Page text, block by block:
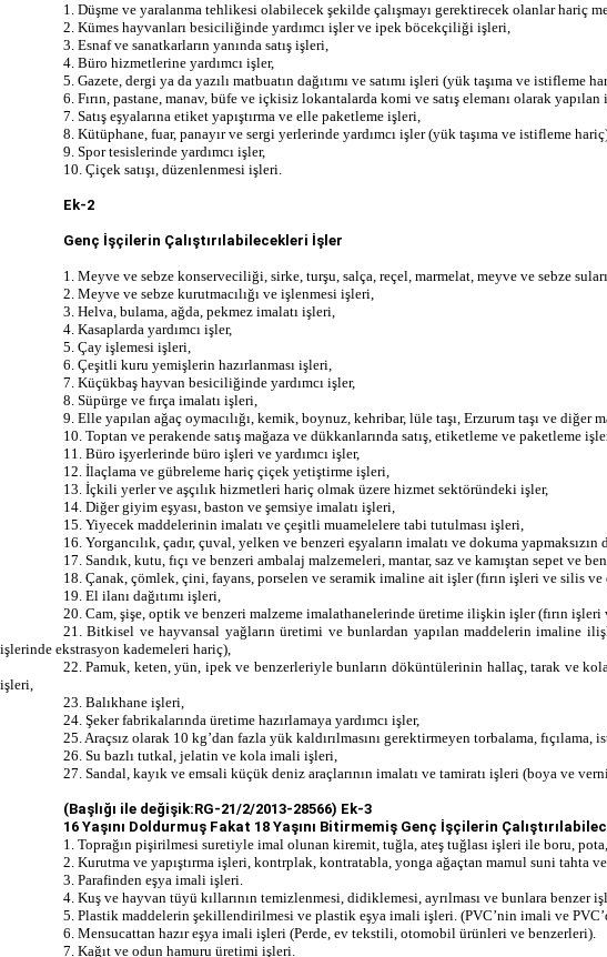
1. Düşme ve yaralanma tehlikesi olabilecek şekilde çalışmayı gerektirecek olanlar hariç
2. Kümes hayvanları besiciliğinde yardımcı işler ve ipek böcekçiliği işleri,
3. Esnaf ve sanatkarların yanında satış işleri,
4. Büro hizmetlerine yardımcı işler,
5. Gazete, dergi ya da yazılı matbuatın dağıtımı ve satımı işleri (yük taşıma ve istifleme
6. Fırın, pastane, manav, büfe ve içkisiz lokantalarda komi ve satış elemanı olarak yapılan
7. Satış eşyalarına etiket yapıştırma ve elle paketleme işleri,
8. Kütüphane, fuar, panayır ve sergi yerlerinde yardımcı işler (yük taşıma ve istifleme
9. Spor tesislerinde yardımcı işler,
10. Çiçek satışı, düzenlenmesi işleri.
Ek-2
Genç İşçilerin Çalıştırılabilecekleri İşler
1. Meyve ve sebze konserveciliği, sirke, turşu, salça, reçel, marmelat, meyve ve sebze
2. Meyve ve sebze kurutmacılığı ve işlenmesi işleri,
3. Helva, bulama, ağda, pekmez imalatı işleri,
4. Kasaplarda yardımcı işler,
5. Çay işlemesi işleri,
6. Çeşitli kuru yemişlerin hazırlanması işleri,
7. Küçükbaş hayvan besiciliğinde yardımcı işler,
8. Süpürge ve fırça imalatı işleri,
9. Elle yapılan ağaç oymacılığı, kemik, boynuz, kehribar, lüle taşı, Erzurum taşı ve diğer
10. Toptan ve perakende satış mağaza ve dükkanlarında satış, etiketleme ve paketleme
11. Büro işyerlerinde büro işleri ve yardımcı işler,
12. İlaçlama ve gübreleme hariç çiçek yetiştirme işleri,
13. İçkili yerler ve aşçılık hizmetleri hariç olmak üzere hizmet sektöründeki işler,
14. Diğer giyim eşyası, baston ve şemsiye imalatı işleri,
15. Yiyecek maddelerinin imalatı ve çeşitli muamelelere tabi tutulması işleri,
16. Yorgancılık, çadır, çuval, yelken ve benzeri eşyaların imalatı ve dokuma yapmaksızın
17. Sandık, kutu, fıçı ve benzeri ambalaj malzemeleri, mantar, saz ve kamıştan sepet ve
18. Çanak, çömlek, çini, fayans, porselen ve seramik imaline ait işler (fırın işleri ve silis ve
19. El ilanı dağıtımı işleri,
20. Cam, şişe, optik ve benzeri malzeme imalathanelerinde üretime ilişkin işler (fırın
21. Bitkisel ve hayvansal yağların üretimi ve bunlardan yapılan maddelerin imaline
işlerinde ekstrasyon kademeleri hariç),
22. Pamuk, keten, yün, ipek ve benzerleriyle bunların döküntülerinin hallaç, tarak ve
işleri,
23. Balıkhane işleri,
24. Şeker fabrikalarında üretime hazırlamaya yardımcı işler,
25. Araçsız olarak 10 kg’dan fazla yük kaldırılmasını gerektirmeyen torbalama, fıçılama,
26. Su bazlı tutkal, jelatin ve kola imali işleri,
27. Sandal, kayık ve emsali küçük deniz araçlarının imalatı ve tamiratı işleri (boya ve
(Başlığı ile değişik:RG-21/2/2013-28566) Ek-3
16 Yaşını Doldurmuş Fakat 18 Yaşını Bitirmemiş Genç İşçilerin
1. Toprağın pişirilmesi suretiyle imal olunan kiremit, tuğla, ateş tuğlası işleri ile boru,
2. Kurutma ve yapıştırma işleri, kontrplak, kontratabla, yonga ağaçtan mamul suni tahta
3. Parafinden eşya imali işleri.
4. Kuş ve hayvan tüyü kıllarının temizlenmesi, didiklemesi, ayrılması ve bunlara benzer
5. Plastik maddelerin şekillendirilmesi ve plastik eşya imali işleri. (PVC’nin imali ve
6. Mensucattan hazır eşya imali işleri (Perde, ev tekstili, otomobil ürünleri ve benzerleri).
7. Kağıt ve odun hamuru üretimi işleri.